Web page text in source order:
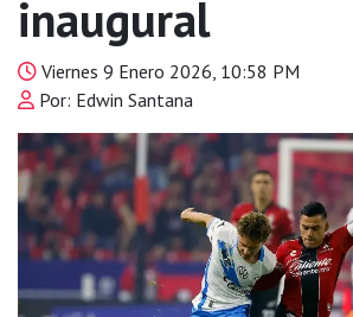
inaugural
Viernes 9 Enero 2026, 10:58 PM
Por: Edwin Santana